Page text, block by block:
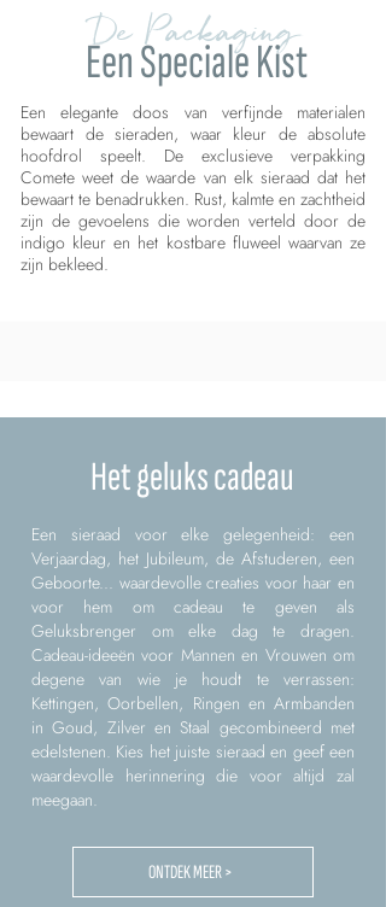
De Packaging
Een Speciale Kist
Een elegante doos van verfijnde materialen
bewaart de sieraden, waar kleur de absolute
hoofdrol speelt. De exclusieve verpakking
Comete weet de waarde van elk sieraad dat het
bewaart te benadrukken. Rust, kalmte en zachtheid
zijn de gevoelens die worden verteld door de
indigo kleur en het kostbare fluweel waarvan ze
zijn bekleed.
Het geluks cadeau
Een sieraad voor elke gelegenheid: een
Verjaardag, het Jubileum, de Afstuderen, een
Geboorte... waardevolle creaties voor haar en
voor hem om cadeau te geven als
Geluksbrenger om elke dag te dragen.
Cadeau-ideeën voor Mannen en Vrouwen om
degene van wie je houdt te verrassen:
Kettingen, Oorbellen, Ringen en Armbanden
in Goud, Zilver en Staal gecombineerd met
edelstenen. Kies het juiste sieraad en geef een
waardevolle herinnering die voor altijd zal
meegaan.
ONTDEK MEER >